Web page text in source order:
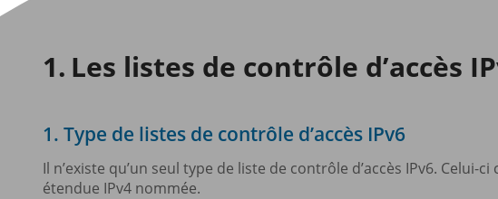
Les listes de contrôle d’accès
1. Type de listes de contrôle d’accès IPv6
Il n’existe qu’un seul type de liste de contrôle d’accès IPv6. Celui-
étendue IPv4 nommée.